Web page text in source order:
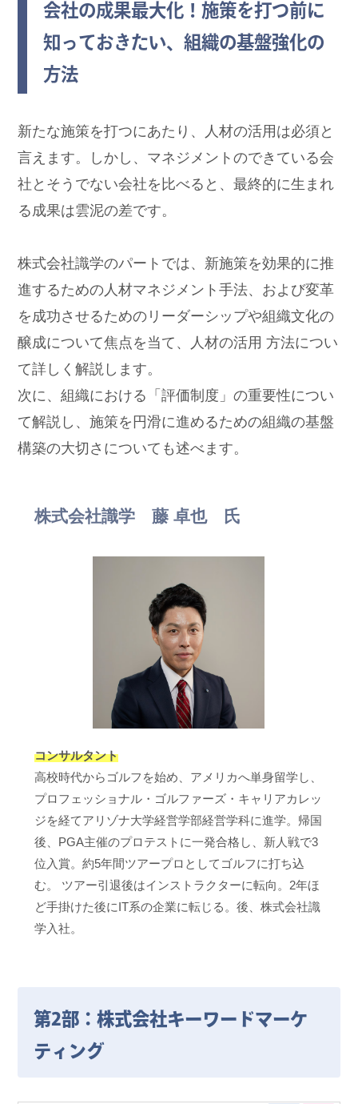
会社の成果最大化！施策を打つ前に
知っておきたい、組織の基盤強化の
方法
新たな施策を打つにあたり、人材の活用は必須と
言えます。しかし、マネジメントのできている会
社とそうでない会社を比べると、最終的に生まれ
る成果は雲泥の差です。
株式会社識学のパートでは、新施策を効果的に推
進するための人材マネジメント手法、および変革
を成功させるためのリーダーシップや組織文化の
醸成について焦点を当て、人材の活用 方法につい
て詳しく解説します。
次に、組織における「評価制度」の重要性につい
て解説し、施策を円滑に進めるための組織の基盤
構築の大切さについても述べます。
株式会社識学 藤 卓也 氏
コンサルタント
高校時代からゴルフを始め、アメリカへ単身留学し、
プロフェッショナル・ゴルファーズ・キャリアカレッ
ジを経てアリゾナ大学経営学部経営学科に進学。帰国
後、PGA主催のプロテストに一発合格し、新人戦で3
位入賞。約5年間ツアープロとしてゴルフに打ち込
む。 ツアー引退後はインストラクターに転向。2年ほ
ど手掛けた後にIT系の企業に転じる。後、株式会社識
学入社。
第2部：株式会社キーワードマーケ
ティング